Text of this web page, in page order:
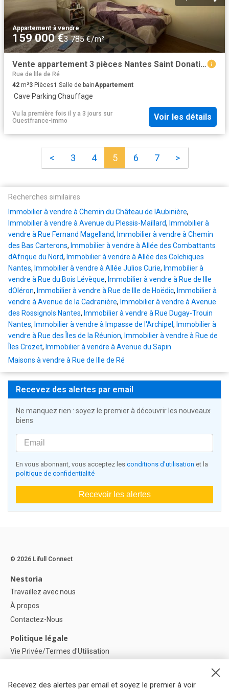
Appartement·à vendre
159 000 €3 785 €/m²
Vente appartement 3 pièces Nantes Saint Donatien 44
Rue de lIle de Ré
42 m²3 Pièces1 Salle de bainAppartement
·Cave·Parking·Chauffage
Vu la première fois il y a 3 jours sur
Ouestfrance-immo
Voir les détails
< 3 4 5 6 7 >
Recherches similaires
Immobilier à vendre à Chemin du Château de lAubinière,
Immobilier à vendre à Avenue du Plessis-Maillard, Immobilier à
vendre à Rue Fernand Magelland, Immobilier à vendre à Chemin
des Bas Carterons, Immobilier à vendre à Allée des Combattants
dAfrique du Nord, Immobilier à vendre à Allée des Colchiques
Nantes, Immobilier à vendre à Allée Julios Curie, Immobilier à
vendre à Rue du Bois Lévèque, Immobilier à vendre à Rue de lIle
dOléron, Immobilier à vendre à Rue de lIle de Hoëdic, Immobilier à
vendre à Avenue de la Cadranière, Immobilier à vendre à Avenue
des Rossignols Nantes, Immobilier à vendre à Rue Dugay-Trouin
Nantes, Immobilier à vendre à Impasse de l'Archipel , Immobilier à
vendre à Rue des Îles de la Réunion, Immobilier à vendre à Rue de
Îles Crozet, Immobilier à vendre à Avenue du Sapin
Maisons à vendre à Rue de lIle de Ré
Recevez des alertes par email
Ne manquez rien : soyez le premier à découvrir les nouveaux
biens
En vous abonnant, vous acceptez les conditions d'utilisation et la
politique de confidentialité
Recevoir les alertes
Recevez des alertes par email et soyez le premier à voir
© 2026 Lifull Connect
Nestoria
Travaillez avec nous
À propos
Contactez-Nous
Politique légale
Vie Privée/Termes d'Utilisation